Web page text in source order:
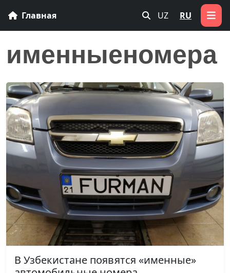
Главная UZ RU
именныеномера
В Узбекистане появятся «именные»